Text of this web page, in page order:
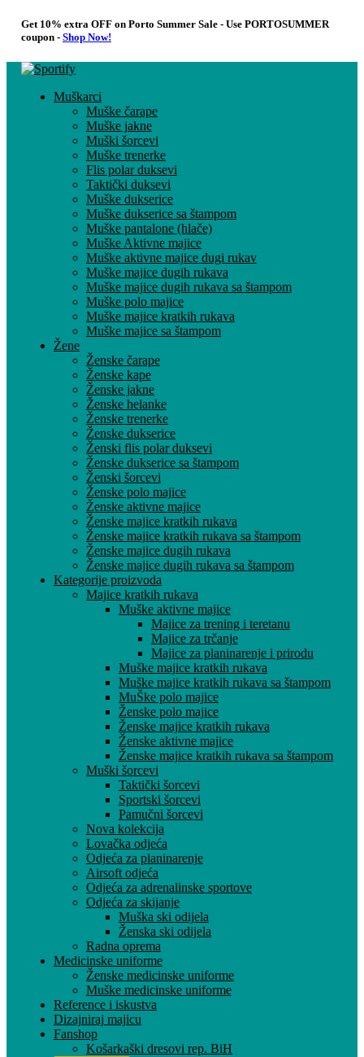
Get 10% extra OFF on Porto Summer Sale - Use PORTOSUMMER
coupon - Shop Now!
Muškarci
Muške čarape
Muške jakne
Muški šorcevi
Muške trenerke
Flis polar duksevi
Taktički duksevi
Muške dukserice
Muške dukserice sa štampom
Muške pantalone (hlače)
Muške Aktivne majice
Muške aktivne majice dugi rukav
Muške majice dugih rukava
Muške majice dugih rukava sa štampom
Muške polo majice
Muške majice kratkih rukava
Muške majice sa štampom
Žene
Ženske čarape
Ženske kape
Ženske jakne
Ženske helanke
Ženske trenerke
Ženske dukserice
Ženski flis polar duksevi
Ženske dukserice sa štampom
Ženski šorcevi
Ženske polo majice
Ženske aktivne majice
Ženske majice kratkih rukava
Ženske majice kratkih rukava sa štampom
Ženske majice dugih rukava
Ženske majice dugih rukava sa štampom
Kategorije proizvoda
Majice kratkih rukava
Muške aktivne majice
Majice za trening i teretanu
Majice za trčanje
Majice za planinarenje i prirodu
Muške majice kratkih rukava
Muške majice kratkih rukava sa štampom
MuŠke polo majice
Ženske polo majice
Ženske majice kratkih rukava
Ženske aktivne majice
Ženske majice kratkih rukava sa štampom
Muški šorcevi
Taktički šorcevi
Sportski šorcevi
Pamučni šorcevi
Nova kolekcija
Lovačka odjeća
Odjeća za planinarenje
Airsoft odjeća
Odjeća za adrenalinske sportove
Odjeća za skijanje
Muška ski odijela
Ženska ski odijela
Radna oprema
Medicinske uniforme
Ženske medicinske uniforme
Muške medicinske uniforme
Reference i iskustva
Dizajniraj majicu
Fanshop
Košarkaški dresovi rep. BiH